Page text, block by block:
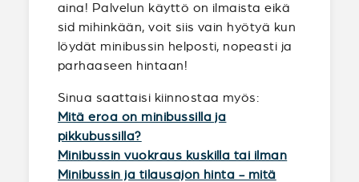
aina! Palvelun käyttö on ilmaista eikä
sid mihinkään, voit siis vain hyötyä kun
löydät minibussin helposti, nopeasti ja
parhaaseen hintaan!
Sinua saattaisi kiinnostaa myös:
Mitä eroa on minibussilla ja
pikkubussilla?
Minibussin vuokraus kuskilla tai ilman
Minibussin ja tilausajon hinta - mitä